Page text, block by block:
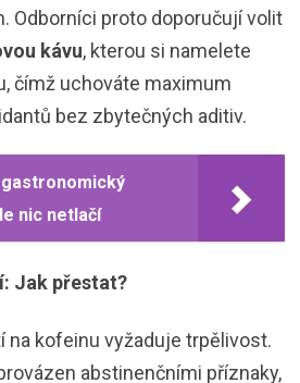
Odborníci proto doporučují volit
kávu, kterou si namelete
čímž uchováte maximum
bez zbytečných aditiv.
gastronomický
nic netlačí
Jak přestat?
na kofeinu vyžaduje trpělivost.
abstinenčními příznaky,